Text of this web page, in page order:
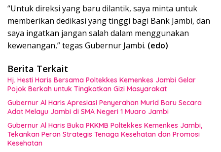
“Untuk direksi yang baru dilantik, saya minta untuk
memberikan dedikasi yang tinggi bagi Bank Jambi, dan
saya ingatkan jangan salah dalam menggunakan
kewenangan,” tegas Gubernur Jambi. (edo)
Berita Terkait
Hj. Hesti Haris Bersama Poltekkes Kemenkes Jambi Gelar
Pojok Berkah untuk Tingkatkan Gizi Masyarakat
Gubernur Al Haris Apresiasi Penyerahan Murid Baru Secara
Adat Melayu Jambi di SMA Negeri 1 Muaro Jambi
Gubernur Al Haris Buka PKKMB Poltekkes Kemenkes Jambi,
Tekankan Peran Strategis Tenaga Kesehatan dan Promosi
Kesehatan